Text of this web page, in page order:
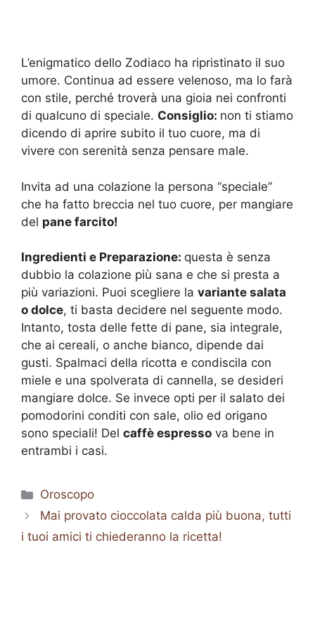
L’enigmatico dello Zodiaco ha ripristinato il suo
umore. Continua ad essere velenoso, ma lo farà
con stile, perché troverà una gioia nei confronti
di qualcuno di speciale. Consiglio: non ti stiamo
dicendo di aprire subito il tuo cuore, ma di
vivere con serenità senza pensare male.
Invita ad una colazione la persona “speciale”
che ha fatto breccia nel tuo cuore, per mangiare
del pane farcito!
Ingredienti e Preparazione: questa è senza
dubbio la colazione più sana e che si presta a
più variazioni. Puoi scegliere la variante salata
o dolce, ti basta decidere nel seguente modo.
Intanto, tosta delle fette di pane, sia integrale,
che ai cereali, o anche bianco, dipende dai
gusti. Spalmaci della ricotta e condiscila con
miele e una spolverata di cannella, se desideri
mangiare dolce. Se invece opti per il salato dei
pomodorini conditi con sale, olio ed origano
sono speciali! Del caffè espresso va bene in
entrambi i casi.
Categorie
Oroscopo
Mai provato cioccolata calda più buona, tutti
i tuoi amici ti chiederanno la ricetta!